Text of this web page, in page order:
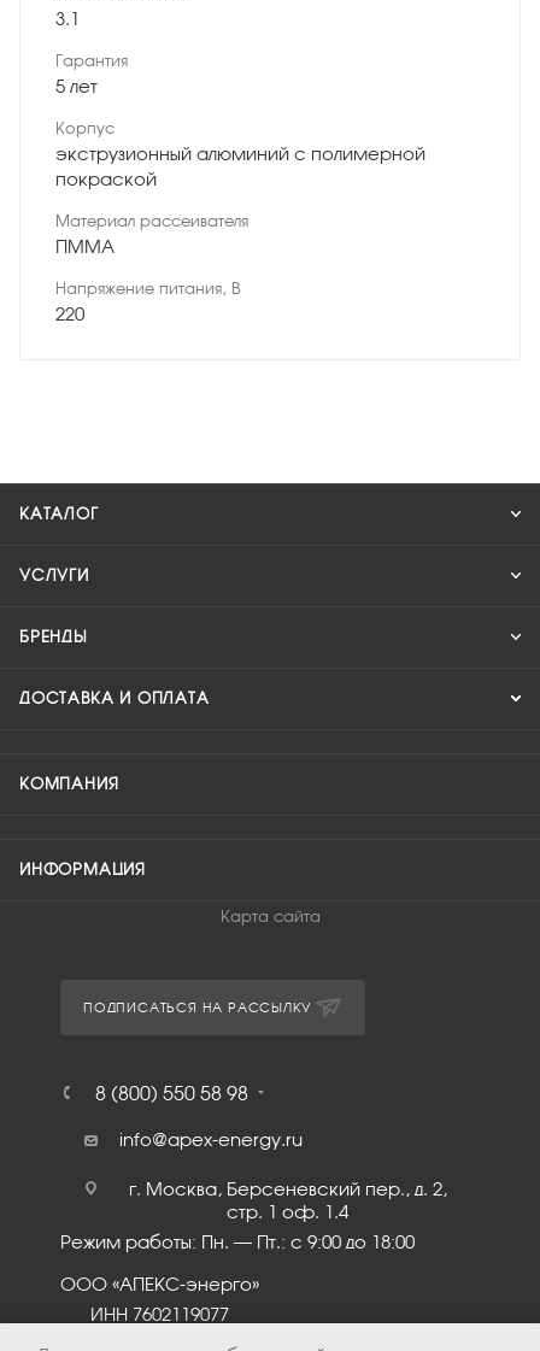
3.1
Гарантия
5 лет
Корпус
экструзионный алюминий с полимерной
покраской
Материал рассеивателя
ПММА
Напряжение питания, В
220
КАТАЛОГ
УСЛУГИ
БРЕНДЫ
ДОСТАВКА И ОПЛАТА
КОМПАНИЯ
ИНФОРМАЦИЯ
Карта сайта
ПОДПИСАТЬСЯ НА РАССЫЛКУ
8 (800) 550 58 98
info@apex-energy.ru
г. Москва, Берсеневский пер., д. 2,
стр. 1 оф. 1.4
Режим работы: Пн. – Пт.: с 9:00 до 18:00
ООО «АПЕКС-энерго»
ИНН 7602119077